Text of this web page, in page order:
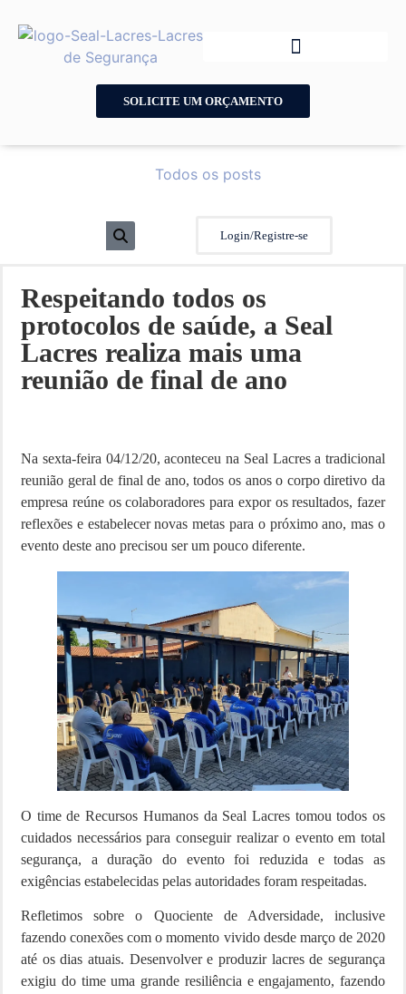
SOLICITE UM ORÇAMENTO
Todos os posts
Login/Registre-se
Respeitando todos os
protocolos de saúde, a Seal
Lacres realiza mais uma
reunião de final de ano
Na sexta-feira 04/12/20, aconteceu na Seal Lacres a tradicional
reunião geral de final de ano, todos os anos o corpo diretivo da
empresa reúne os colaboradores para expor os resultados, fazer
reflexões e estabelecer novas metas para o próximo ano, mas o
evento deste ano precisou ser um pouco diferente.
O time de Recursos Humanos da Seal Lacres tomou todos os
cuidados necessários para conseguir realizar o evento em total
segurança, a duração do evento foi reduzida e todas as
exigências estabelecidas pelas autoridades foram respeitadas.
Refletimos sobre o Quociente de Adversidade, inclusive
fazendo conexões com o momento vivido desde março de 2020
até os dias atuais. Desenvolver e produzir lacres de segurança
exigiu do time uma grande resiliência e engajamento, fazendo